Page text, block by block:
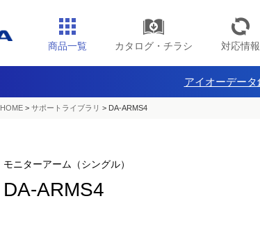
商品一覧 カタログ・チラシ 対応情報
アイオーデータ
HOME > サポートライブラリ > DA-ARMS4
モニターアーム（シングル）
DA-ARMS4